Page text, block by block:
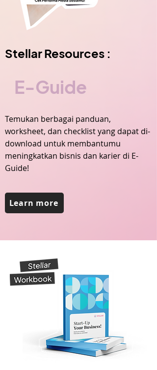
Stellar Resources :
E-Guide
Temukan berbagai panduan,
worksheet, dan checklist yang dapat di-
download untuk membantumu
meningkatkan bisnis dan karier di E-
Guide!
Learn more